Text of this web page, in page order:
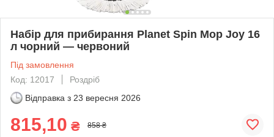
Набір для прибирання Planet Spin Mop Joy 16
л чорний — червоний
Під замовлення
Код: 12017
Роздріб
Відправка з 23 вересня 2026
815,10 ₴ 858 ₴